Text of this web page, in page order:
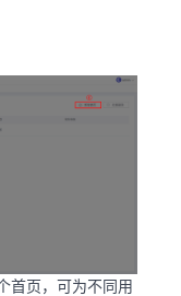
首页，可为不同用